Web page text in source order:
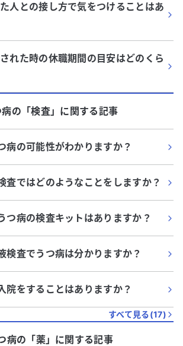
人との接し方で気をつけることはあ
れた時の休職期間の目安はどのくら
病の「検査」に関する記事
病の可能性がわかりますか？
査ではどのようなことをしますか？
つ病の検査キットはありますか？
検査でうつ病は分かりますか？
院をすることはありますか？
すべて見る(17)
病の「薬」に関する記事